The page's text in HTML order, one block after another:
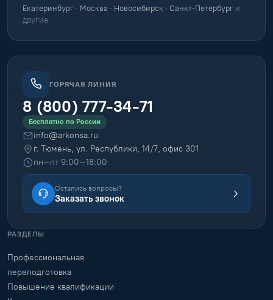
Екатеринбург · Москва · Новосибирск · Санкт-Петербург и
другие
ГОРЯЧАЯ ЛИНИЯ
8 (800) 777-34-71
Бесплатно по России
info@arkonsa.ru
г. Тюмень, ул. Республики, 14/7, офис 301
пн–пт 9:00–18:00
Остались вопросы?
Заказать звонок
РАЗДЕЛЫ
Профессиональная
переподготовка
Повышение квалификации